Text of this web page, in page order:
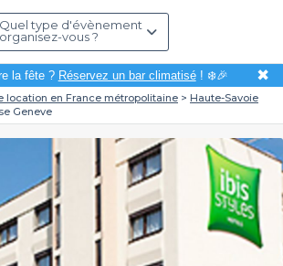
Quel type d'évènement
organisez-vous ?
la fête ? Réservez un bar climatisé! ❄️🎉 ✖
location en France métropolitaine
Haute-Savoie
Geneve